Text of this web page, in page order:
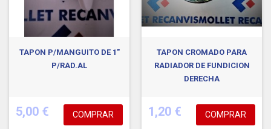
TAPON P/MANGUITO DE 1"
P/RAD.AL
5,00 € COMPRAR
TAPON CROMADO PARA
RADIADOR DE FUNDICION
DERECHA
1,20 € COMPRAR